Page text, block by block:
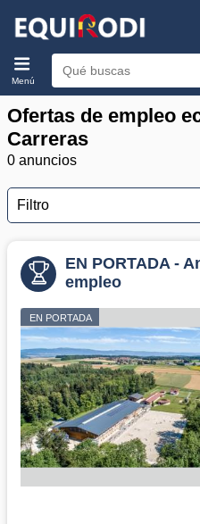
Menú
Ofertas de empleo
Carreras
0 anuncios
Filtro
EN PORTADA -
empleo
EN PORTADA